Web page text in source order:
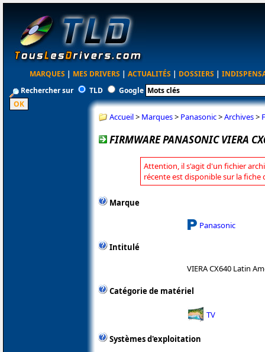
MARQUES | MES DRIVERS | ACTUALITÉS | DOSSIERS |
Rechercher sur
TLD Google
Accueil> Marques> Panasonic>Archives>
FIRMWARE PANASONIC VIERA
Attention, il s'agit d'un fichier
récente est disponible sur la fiche
Marque
Panasonic
Intitulé
VIERA CX640 Latin
Catégorie de matériel
TV
Systèmes d'exploitation